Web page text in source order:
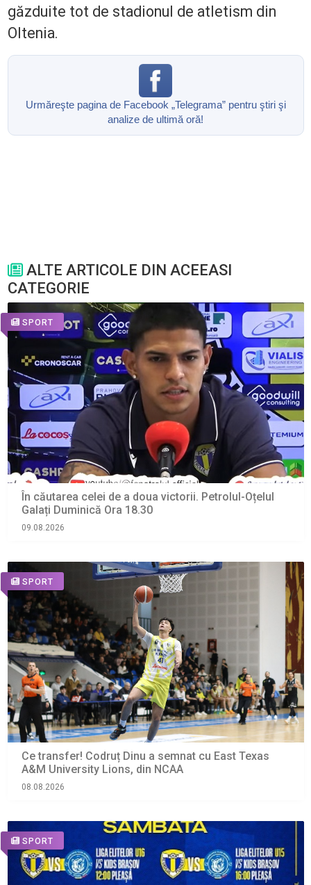
găzduite tot de stadionul de atletism din
Oltenia.
Urmăreşte pagina de Facebook „Telegrama” pentru ştiri şi
analize de ultimă oră!
ALTE ARTICOLE DIN ACEEASI
CATEGORIE
SPORT
În căutarea celei de a doua victorii. Petrolul-Oțelul
Galați Duminică Ora 18.30
09.08.2026
SPORT
Ce transfer! Codruț Dinu a semnat cu East Texas
A&M University Lions, din NCAA
08.08.2026
SPORT